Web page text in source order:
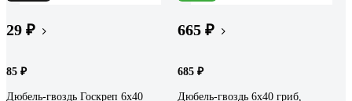
29 ₽
85 ₽
Дюбель-гвоздь Госкреп 6х40
665 ₽
685 ₽
Дюбель-гвоздь 6х40 гриб,